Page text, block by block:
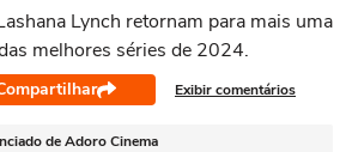
Lynch retornam para mais uma
melhores séries de 2024.
Exibir comentários
de Adoro Cinema